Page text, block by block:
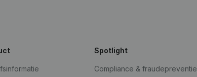
Spotlight
Compliance & fraudepreventie